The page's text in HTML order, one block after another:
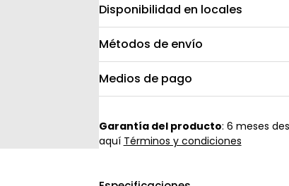
Disponibilidad en locales
Métodos de envío
Medios de pago
Garantía del producto: 6 meses
aquí Términos y condiciones